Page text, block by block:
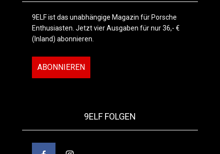
9ELF ist das unabhängige Magazin für Porsche
Enthusiasten. Jetzt vier Ausgaben für nur 36,- €
(Inland) abonnieren.
ABONNIEREN
9ELF FOLGEN